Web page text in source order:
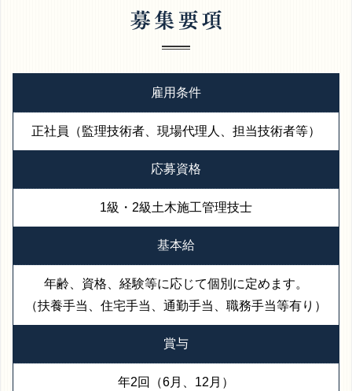
雇用条件
正社員（監理技術者、現場代理人、担当技術者等）
応募資格
1級・2級土木施工管理技士
基本給
年齢、資格、経験等に応じて個別に定めます。
（扶養手当、住宅手当、通勤手当、職務手当等有り）
賞与
年2回（6月、12月）